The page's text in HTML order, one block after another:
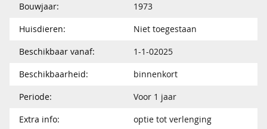
Bouwjaar:
1973
Huisdieren:
Niet toegestaan
Beschikbaar vanaf:
1-1-02025
Beschikbaarheid:
binnenkort
Periode:
Voor 1 jaar
Extra info:
optie tot verlenging